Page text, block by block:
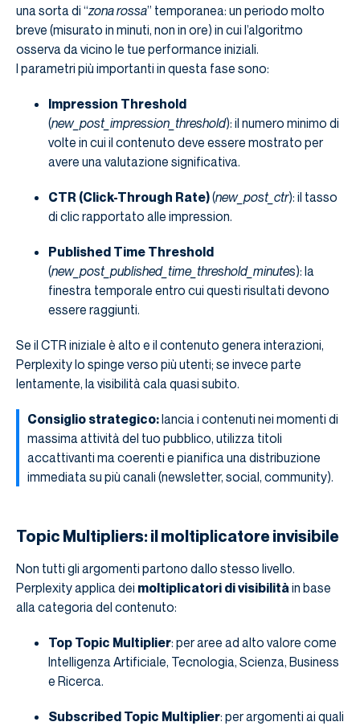
una sorta di “zona rossa” temporanea: un periodo molto
breve (misurato in minuti, non in ore) in cui l’algoritmo
osserva da vicino le tue performance iniziali.
I parametri più importanti in questa fase sono:
Impression Threshold
(new_post_impression_threshold): il numero minimo di
volte in cui il contenuto deve essere mostrato per
avere una valutazione significativa.
CTR (Click-Through Rate)(new_post_ctr): il tasso
di clic rapportato alle impression.
Published Time Threshold
(new_post_published_time_threshold_minutes): la
finestra temporale entro cui questi risultati devono
essere raggiunti.
Se il CTR iniziale è alto e il contenuto genera interazioni,
Perplexity lo spinge verso più utenti; se invece parte
lentamente, la visibilità cala quasi subito.
Consiglio strategico:lancia i contenuti nei momenti di
massima attività del tuo pubblico, utilizza titoli
accattivanti ma coerenti e pianifica una distribuzione
immediata su più canali (newsletter, social, community).
Topic Multipliers: il moltiplicatore invisibile
Non tutti gli argomenti partono dallo stesso livello.
Perplexity applica dei moltiplicatori di visibilità in base
alla categoria del contenuto:
Top Topic Multiplier: per aree ad alto valore come
Intelligenza Artificiale, Tecnologia, Scienza, Business
e Ricerca.
Subscribed Topic Multiplier: per argomenti ai quali